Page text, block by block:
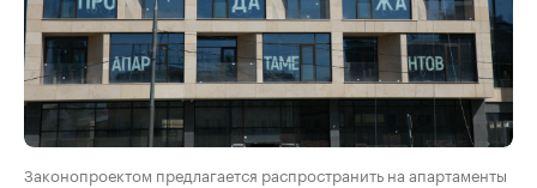
Законопроектом предлагается распространить на апартаменты